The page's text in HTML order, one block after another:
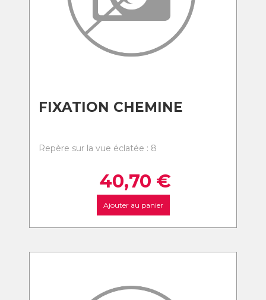
FIXATION CHEMINE
Repère sur la vue éclatée : 8
40,70 €
Ajouter au panier